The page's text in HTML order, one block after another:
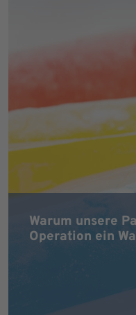
Warum unsere
Operation ein